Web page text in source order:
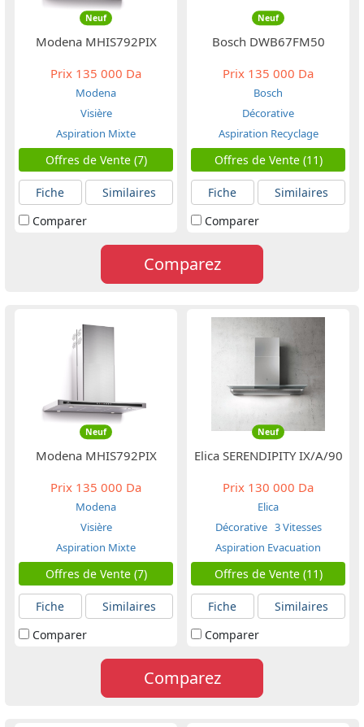
Neuf
Modena MHIS792PIX
Prix 135 000 Da
Modena
Visière
Aspiration Mixte
Offres de Vente (7)
Fiche
Similaires
Comparer
Neuf
Bosch DWB67FM50
Prix 135 000 Da
Bosch
Décorative
Aspiration Recyclage
Offres de Vente (11)
Fiche
Similaires
Comparer
Comparez
Neuf
Modena MHIS792PIX
Prix 135 000 Da
Modena
Visière
Aspiration Mixte
Offres de Vente (7)
Fiche
Similaires
Comparer
Neuf
Elica SERENDIPITY IX/A/90
Prix 130 000 Da
Elica
Décorative 3 Vitesses
Aspiration Evacuation
Offres de Vente (11)
Fiche
Similaires
Comparer
Comparez